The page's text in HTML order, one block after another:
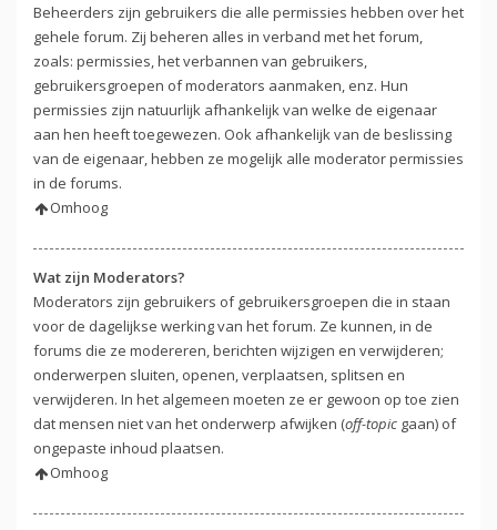
Beheerders zijn gebruikers die alle permissies hebben over het
gehele forum. Zij beheren alles in verband met het forum,
zoals: permissies, het verbannen van gebruikers,
gebruikersgroepen of moderators aanmaken, enz. Hun
permissies zijn natuurlijk afhankelijk van welke de eigenaar
aan hen heeft toegewezen. Ook afhankelijk van de beslissing
van de eigenaar, hebben ze mogelijk alle moderator permissies
in de forums.
Omhoog
Wat zijn Moderators?
Moderators zijn gebruikers of gebruikersgroepen die in staan
voor de dagelijkse werking van het forum. Ze kunnen, in de
forums die ze modereren, berichten wijzigen en verwijderen;
onderwerpen sluiten, openen, verplaatsen, splitsen en
verwijderen. In het algemeen moeten ze er gewoon op toe zien
dat mensen niet van het onderwerp afwijken (off-topic gaan) of
ongepaste inhoud plaatsen.
Omhoog